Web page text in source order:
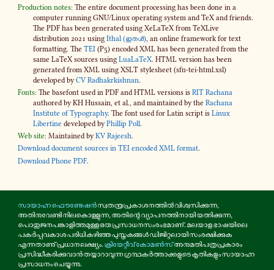
Production notes: The entire document processing has been done in a
computer running GNU/Linux operating system and TeX and friends.
The PDF has been generated using XeLaTeX from TeXLive
distribution 2021 usingIthal (ഇതൾ), an online framework for text
formatting. TheTEI (P5) encoded XML has been generated from the
same LaTeX sources usingLuaLaTeX. HTML version has been
generated from XML using XSLT stylesheet (sfn-​tei-html.xsl)
developed byCV Radhakrkishnan.
Fonts: The basefont used in PDF and HTML versions isRIT Rachana
authored by KH Hussain, et al., and maintained by theRachana
Institute of Typography. The font used for Latin script isLinux
Libertine developed byPhillip Poll.
Web site: Maintained byKV Rajeesh.
Download document sources in TEI encoded XML format.
Download Phone PDF.
സായാഹ്ന ഫൌണ്ടേഷൻസ്വതന്ത്രപ്രകാശനത്തിൽ വിശ്വസിക്കുന്ന,
അതിനുവേണ്ടി നിലകൊള്ളുന്ന, അതിന്റെ വ്യാപനത്തിനായി യത്നിക്കുന്ന,
പൊതുജനപങ്കാളിത്തമുള്ള ഒരു പ്രസാധനസംരംഭമാണ്. മലയാള ഭാഷയിലെ
പകർപ്പവകാശ പരിധി കഴിഞ്ഞ പുസ്തകങ്ങൾ ഡിജിറ്റലായി സംരക്ഷിക്കുക
എന്നതാണു് പ്രധാന ലക്ഷ്യം. ക്രിയേറ്റീവ് കോമൺസ്അനുമതിപത്രപ്രകാരം
പ്രസിദ്ധീകരിക്കുവാൻ തയ്യാറാവുന്ന ഗ്രന്ഥകർത്താക്കളുടെ കൃതികളും സായാഹ്ന
പ്രസാധനം ചെയ്യുന്നു.